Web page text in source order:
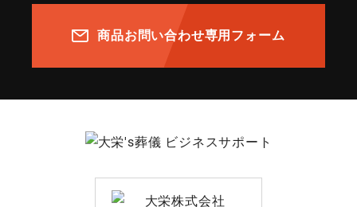
商品お問い合わせ専用フォーム